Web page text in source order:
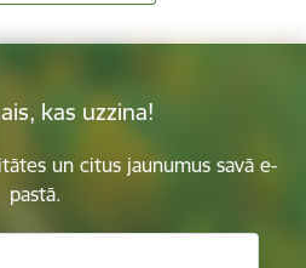
kas uzzina!
un citus jaunumus savā e-
pastā.